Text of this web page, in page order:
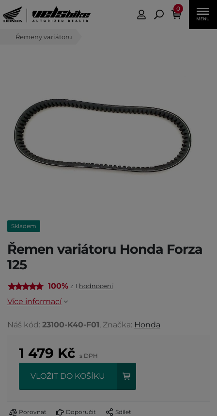
0
Řemeny variátoru
Skladem
Řemen variátoru Honda Forza
125
100% z 1 hodnocení
Více informací
Náš kód: 23100-K40-F01, Značka: Honda
1 479 Kč s DPH
VLOŽIT DO KOŠÍKU
Porovnat Doporučit Sdílet